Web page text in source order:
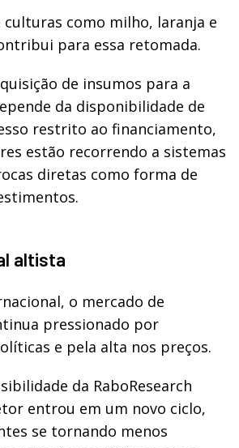
culturas como milho, laranja e
para essa retomada.
de insumos para a
da disponibilidade de
restrito ao financiamento,
estão recorrendo a sistemas
diretas como forma de
altista
o mercado de
pressionado por
e pela alta nos preços.
da RaboResearch
entrou em um novo ciclo,
se tornando menos